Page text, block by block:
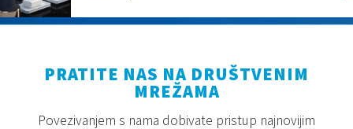
PRATITE NAS NA DRUŠTVENIM
MREŽAMA
Povezivanjem s nama dobivate pristup najnovijim